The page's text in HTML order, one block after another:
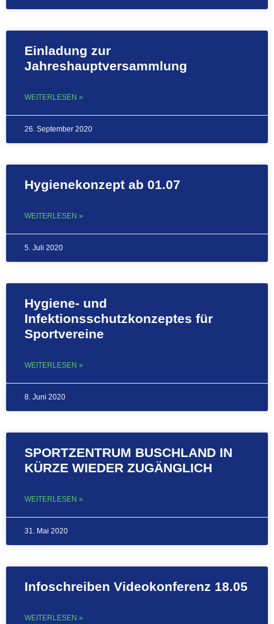
Einladung zur
Jahreshauptversammlung
WEITERLESEN »
26. September 2020
Hygienekonzept ab 01.07
WEITERLESEN »
5. Juli 2020
Hygiene- und
Infektionsschutzkonzeptes für
Sportvereine
WEITERLESEN »
8. Juni 2020
SPORTZENTRUM BUSCHLAND IN
KÜRZE WIEDER ZUGÄNGLICH
WEITERLESEN »
31. Mai 2020
Infoschreiben Videokonferenz 18.05
WEITERLESEN »